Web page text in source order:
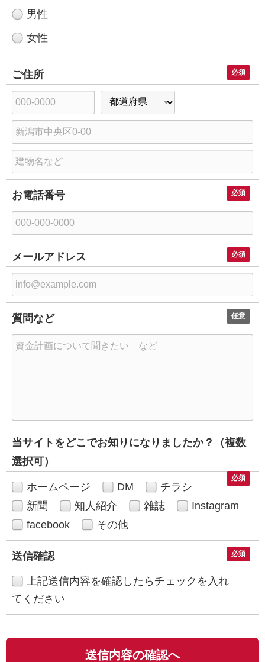
男性
女性
ご住所 必須
郵
便
番
号
都
道
市
区
町
、
番
地
建
物
名
お電話番号 必須
メールアドレス 必須
質問など 任意
当サイトをどこでお知りになりましたか？（複数
選択可）
必須
ホームページ DM
チラシ
新聞
知人紹介 雑誌
Instagram
facebook
その他
送信確認 必須
上記送信内容を確認したらチェックを入れ
てください